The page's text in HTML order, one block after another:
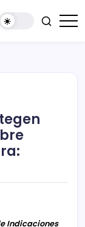
Indicaciones